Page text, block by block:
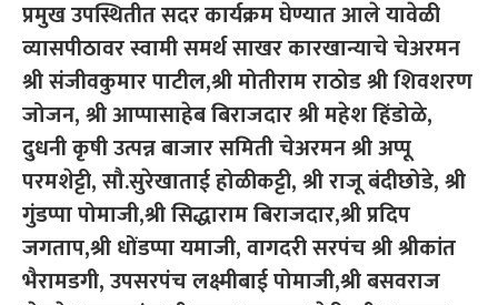
प्रमुख उपस्थितीत सदर कार्यक्रम घेण्यात आले यावेळी
व्यासपीठावर स्वामी समर्थ साखर कारखान्याचे चेअरमन
श्री संजीवकुमार पाटील,श्री मोतीराम राठोड श्री शिवशरण
जोजन, श्री आप्पासाहेब बिराजदार श्री महेश हिंडोळे,
दुधनी कृषी उत्पन्न बाजार समिती चेअरमन श्री अप्पू
परमशेट्टी, सौ.सुरेखाताई होळीकट्टी, श्री राजू बंदीछोडे, श्री
गुंडप्पा पोमाजी,श्री सिद्धाराम बिराजदार,श्री प्रदिप
जगताप,श्री धोंडप्पा यमाजी, वागदरी सरपंच श्री श्रीकांत
भैरामडगी, उपसरपंच लक्ष्मीबाई पोमाजी,श्री बसवराज